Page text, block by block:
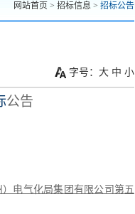
网站首页 > 招标信息 > 招标公告
字号： 大 中 小
公告
）电气化局集团有限公司第五